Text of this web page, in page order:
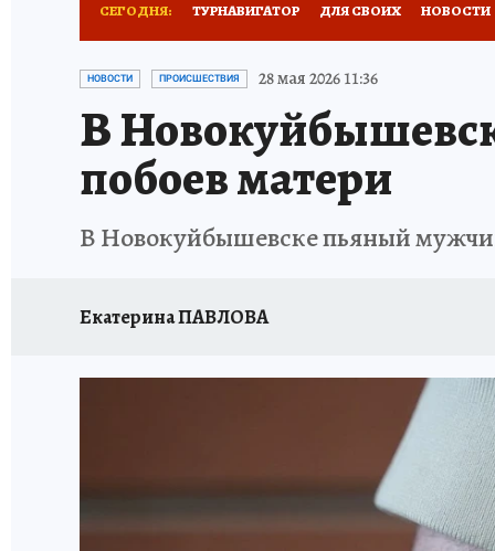
СЕГОДНЯ: ТУРНАВИГАТОР ДЛЯ СВОИХ НОВОСТИ
НАДЕЖНЫЕ РАБОТОДАТЕЛИ
НОВЫЙ ГОД В САМАРЕ КП В МАХ
КУЙБЫШЕВ - ФРОНТУ ИТОГИ ГОДА-2024
ЗАПОВЕДНАЯ РОССИЯ СЧАСТЬЕ В СЕМЬЕ
НОВОСТИ ПРОИСШЕСТВИЯ 28 мая 2026 11:36
В
побоев матери
В Новокуйбышевске пьяный
Екатерина ПАВЛОВА